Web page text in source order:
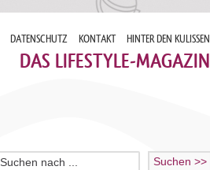
DATENSCHUTZ KONTAKT HINTER DEN KULISSEN
DAS LIFESTYLE-MAGAZIN